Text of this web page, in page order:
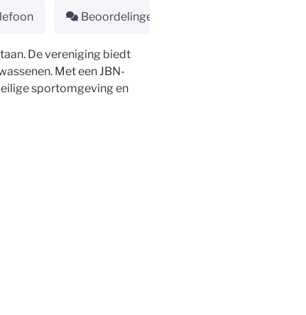
Beoordelingen
De vereniging biedt
Met een JBN-
sportomgeving en